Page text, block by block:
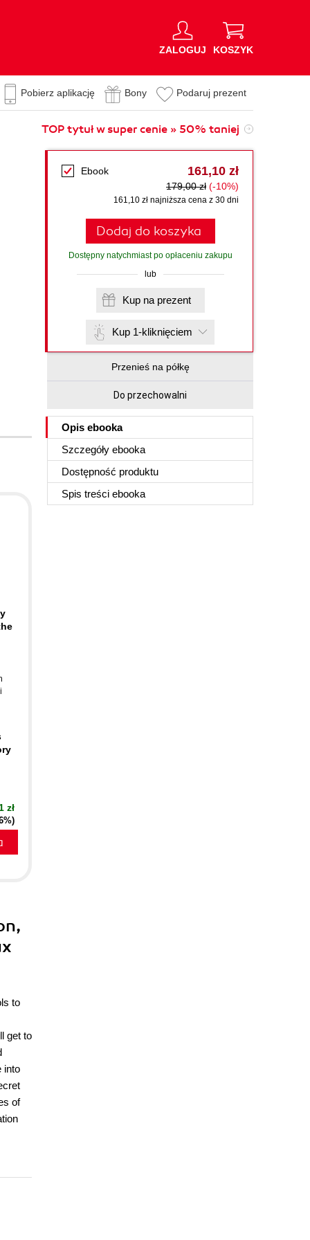
ZALOGUJ KOSZYK
Pobierz aplikację Bony Podaruj prezent
TOP tytuł w super cenie » 50% taniej
Ebook 161,10 zł
179,00 zł (-10%)
161,10 zł najniższa cena z 30 dni
Dodaj do koszyka
Dostępny natychmiast po opłaceniu zakupu
lub
Kup na prezent
Kup 1-kliknięciem
Przenieś na półkę
Do przechowalni
Opis ebooka
Szczegóły ebooka
Dostępność produktu
Spis treści ebooka
zł
to
get to
into
of